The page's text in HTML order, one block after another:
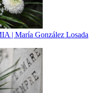
| María González Losada